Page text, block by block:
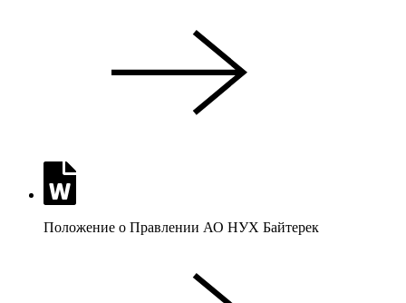
Положение о Правлении АО НУХ Байтерек